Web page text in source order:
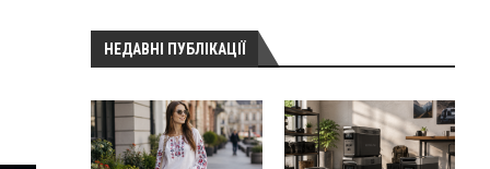
НЕДАВНІ ПУБЛІКАЦІЇ